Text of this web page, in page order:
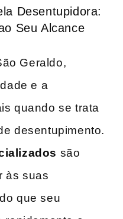
Desentupidora:⁣
Seu Alcance
Geraldo,
e ⁣a
quando se trata
desentupimento.
são
às suas
que seu